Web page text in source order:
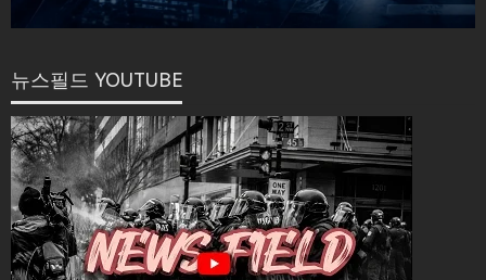
뉴스필드 YOUTUBE